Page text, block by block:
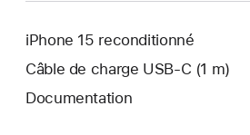
iPhone 15 reconditionné
Câble de charge USB‑C (1 m)
Documentation